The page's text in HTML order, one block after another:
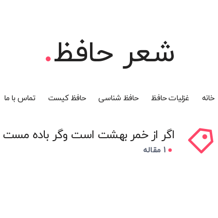
شعر حافظ
خانه غزلیات حافظ حافظ شناسی حافظ کیست تماس با ما
اگر از خمر بهشت است وگر باده مست
1 مقاله